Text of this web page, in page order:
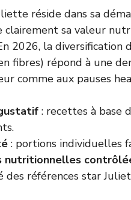
réside dans sa
clairement sa valeur
2026, la diversification
fibres) répond à une
comme aux pauses
: recettes à base
: portions individuelles
nutritionnelles
des références star